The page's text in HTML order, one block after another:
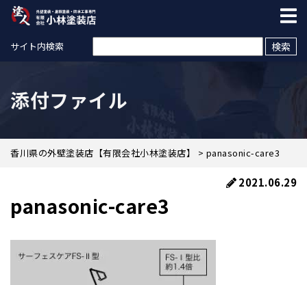
サイト内検索
添付ファイル
香川県の外壁塗装店【有限会社小林塗装店】 > panasonic-care3
2021.06.29
panasonic-care3